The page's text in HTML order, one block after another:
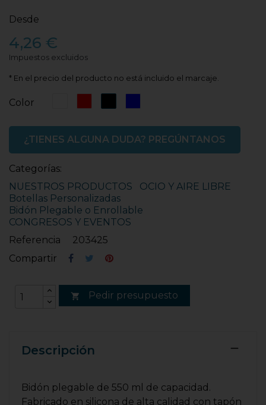
Desde
4,26 €
Impuestos excluidos
* En el precio del producto no está incluido el marcaje.
Color
¿TIENES ALGUNA DUDA? PREGÚNTANOS
Categorías:
NUESTROS PRODUCTOS
OCIO Y AIRE LIBRE
Botellas Personalizadas
Bidón Plegable o Enrollable
CONGRESOS Y EVENTOS
Referencia
203425
Compartir
 Pedir presupuesto
Descripción
Bidón plegable de 550 ml de capacidad.
Fabricado en silicona de alta calidad con tapón